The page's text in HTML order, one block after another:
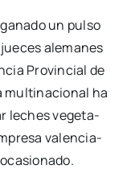
un pul­so
ale­ma­nes
Pro­vin­cial de
mul­ti­na­cio­nal ha
leches vege­ta­
valen­cia­